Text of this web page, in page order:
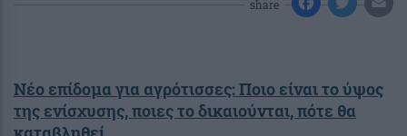
share
Νέο επίδομα για αγρότισσες: Ποιο είναι το ύψος
της ενίσχυσης, ποιες το δικαιούνται, πότε θα